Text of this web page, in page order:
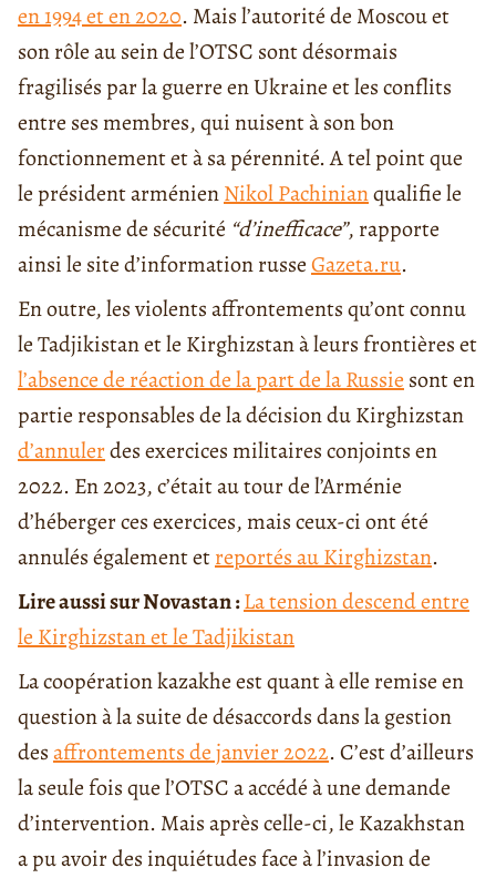
en 1994 et en 2020. Mais l’autorité de Moscou et
son rôle au sein de l’OTSC sont désormais
fragilisés par la guerre en Ukraine et les conflits
entre ses membres, qui nuisent à son bon
fonctionnement et à sa pérennité. A tel point que
le président arménienNikol Pachinianqualifie le
mécanisme de sécurité “d’inefficace”, rapporte
ainsi le site d’information russeGazeta.ru.
En outre, les violents affrontements qu’ont connu
le Tadjikistan et le Kirghizstan à leurs frontières et
l’absence de réaction de la part de la Russie sont en
partie responsables de la décision du Kirghizstan
d’annulerdes exercices militaires conjoints en
2022. En 2023, c’était au tour de l’Arménie
d’héberger ces exercices, mais ceux-ci ont été
annulés également etreportés au Kirghizstan.
Lire aussi sur Novastan :La tension descend entre
le Kirghizstan et le Tadjikistan
La coopération kazakhe est quant à elle remise en
question à la suite de désaccords dans la gestion
desaffrontements de janvier 2022. C’est d’ailleurs
la seule fois que l’OTSC a accédé à une demande
d’intervention. Mais après celle-ci, le Kazakhstan
a pu avoir des inquiétudes face à l’invasion de